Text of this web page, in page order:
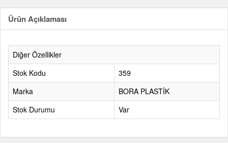
Ürün Açıklaması
Diğer Özellikler
Stok Kodu
359
Marka
BORA PLASTİK
Stok Durumu
Var